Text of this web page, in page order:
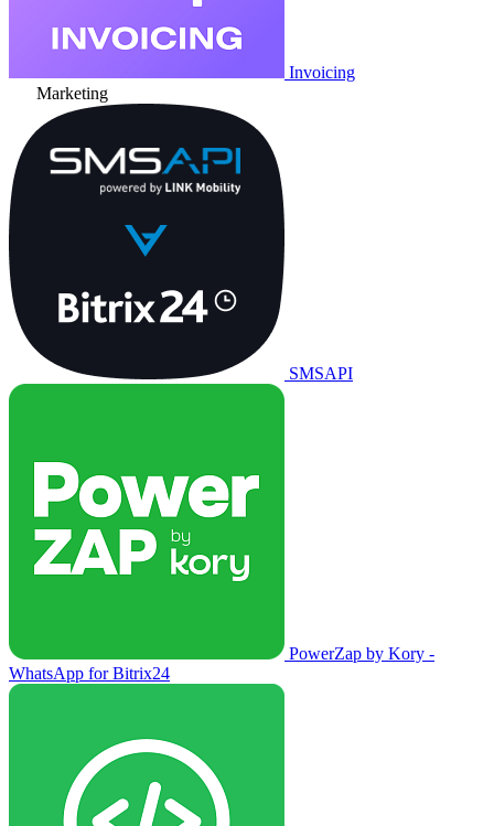
Invoicing
Marketing
SMSAPI
PowerZap by Kory -
WhatsApp for Bitrix24